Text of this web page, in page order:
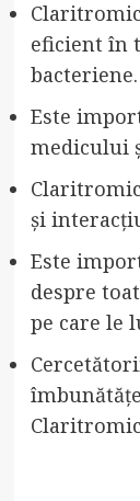
eficient în
bacteriene.
Este
medicului
și
Este
despre
pe care le